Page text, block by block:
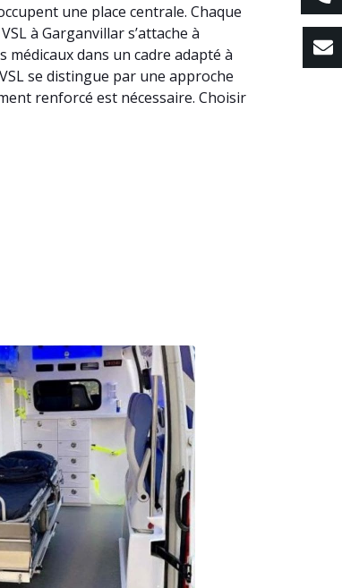
une place centrale. Chaque
à Garganvillar s’attache à
dans un cadre adapté à
se distingue par une approche
renforcé est nécessaire. Choisir